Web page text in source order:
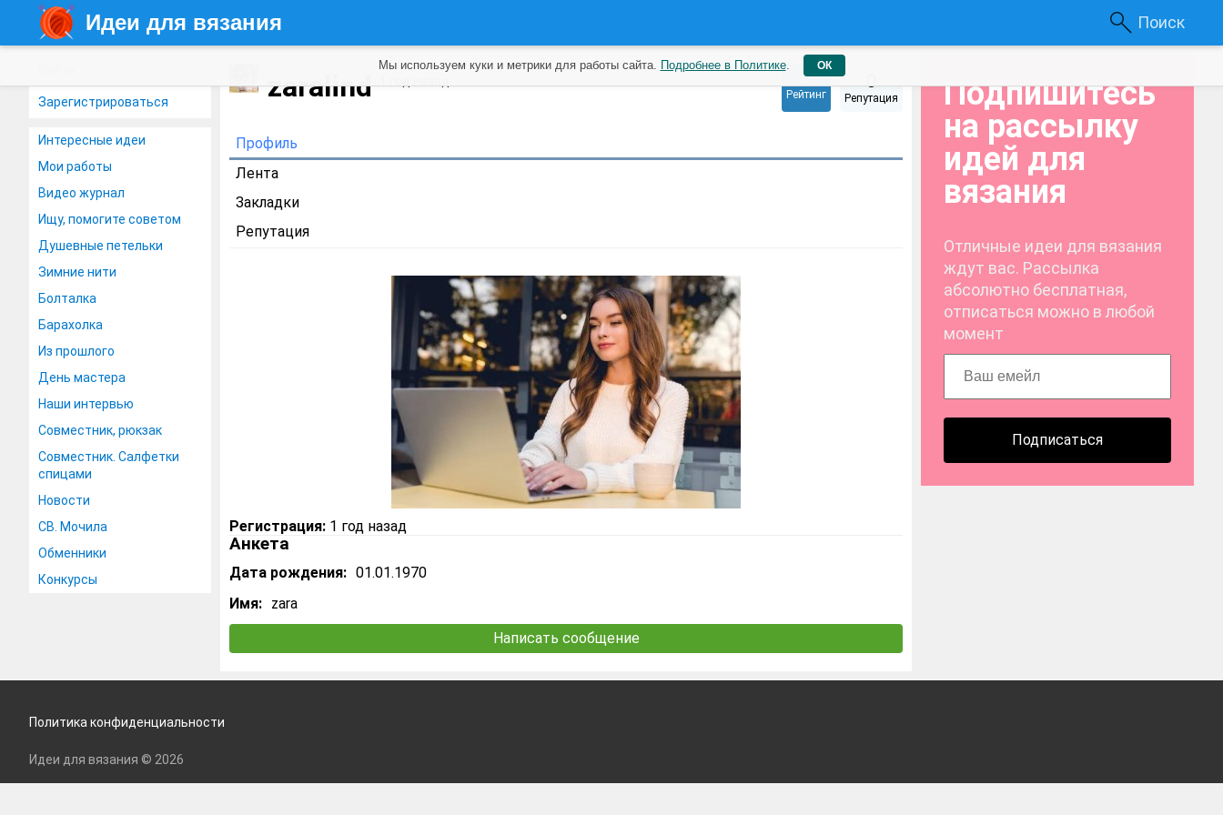
Идеи для вязания Поиск
Зарегистрироваться
Интересные идеи
Мои работы
Видео журнал
Ищу, помогите советом
Душевные петельки
Зимние нити
Болталка
Барахолка
Из прошлого
День мастера
Наши интервью
Совместник, рюкзак
Совместник. Салфетки
спицами
Новости
СВ. Мочила
Обменники
Конкурсы
zaralind 0
Рейтинг
0
Репутация
Профиль
Лента
Закладки
Репутация
Регистрация: 1 год назад
Анкета
Дата рождения: 01.01.1970
Имя: zara
Написать сообщение
Подпишитесь
на рассылку
идей для
вязания
Отличные идеи для вязания
ждут вас. Рассылка
абсолютно бесплатная,
отписаться можно в любой
момент
Подписаться
Мы используем куки и метрики для работы сайта. Подробнее в Политике. ОК
Политика конфиденциальности
Идеи для вязания © 2026